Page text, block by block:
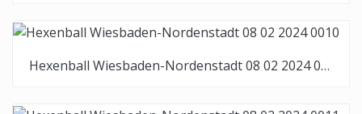
Hexenball Wiesbaden-Nordenstadt 08 02 2024 0010